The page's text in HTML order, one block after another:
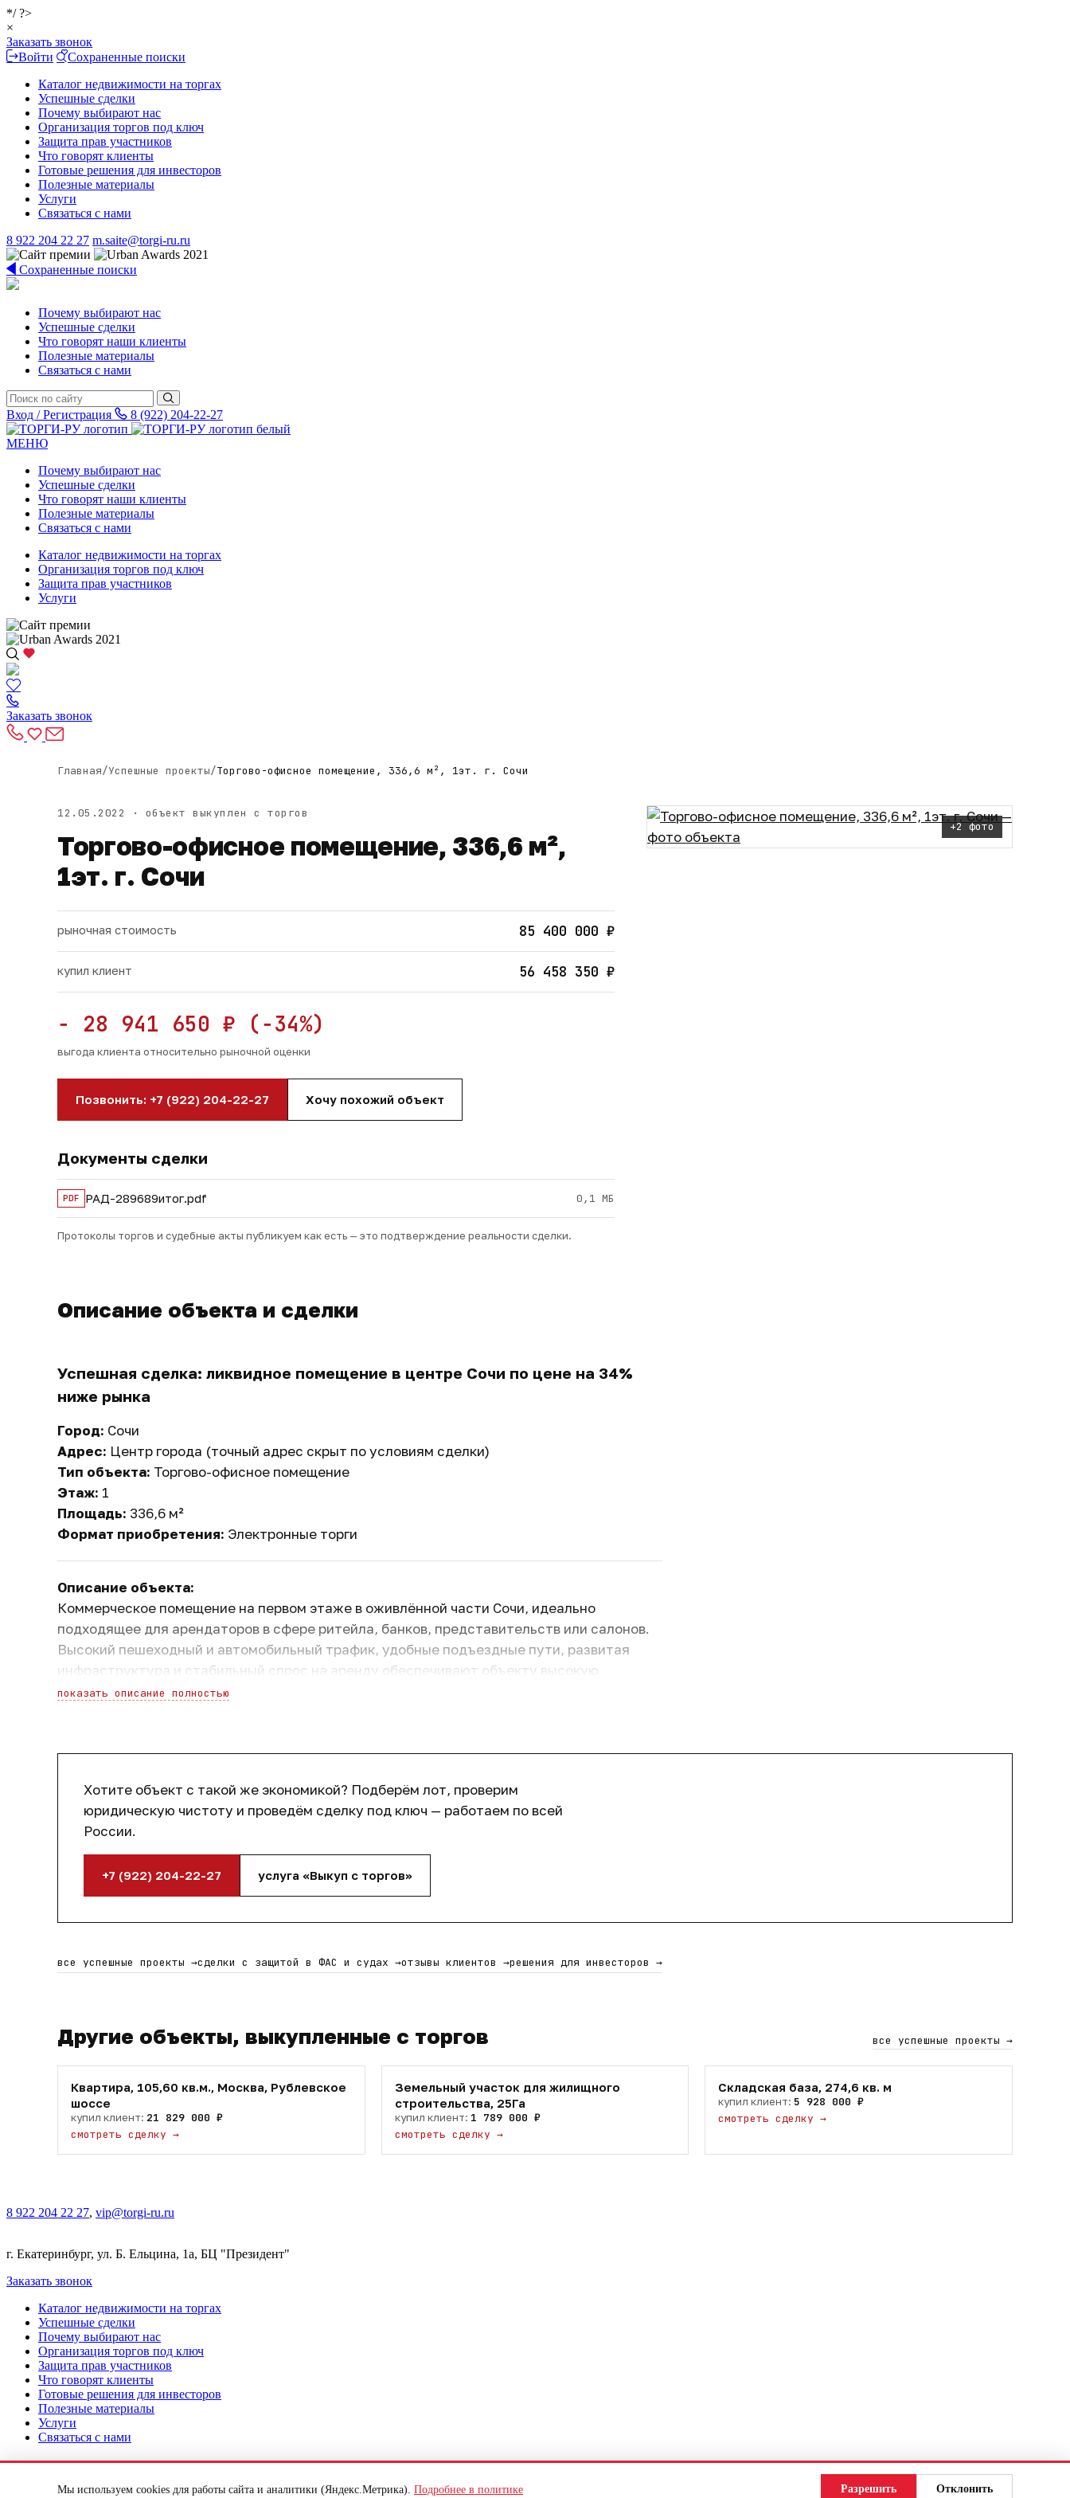
*/ ?>
×
Заказать звонок
Войти
Сохраненные поиски
Каталог недвижимости на торгах
Успешные сделки
Почему выбирают нас
Организация торгов под ключ
Защита прав участников
Что говорят клиенты
Готовые решения для инвесторов
Полезные материалы
Услуги
Связаться с нами
8 922 204 22 27 m.saite@torgi-ru.ru
Сохраненные поиски
Почему выбирают нас
Успешные сделки
Что говорят наши клиенты
Полезные материалы
Связаться с нами
Вход / Регистрация 8 (922) 204-22-27
МЕНЮ
Почему выбирают нас
Успешные сделки
Что говорят наши клиенты
Полезные материалы
Связаться с нами
Каталог недвижимости на торгах
Организация торгов под ключ
Защита прав участников
Услуги
Заказать звонок
Главная/Успешные проекты/Торгово-офисное помещение, 336,6 м², 1эт. г. Сочи
12.05.2022 · объект выкуплен с торгов
Торгово-офисное помещение, 336,6 м²,
1эт. г. Сочи
рыночная стоимость 85 400 000 ₽
купил клиент 56 458 350 ₽
− 28 941 650 ₽ (−34%)
выгода клиента относительно рыночной оценки
Позвонить: +7 (922) 204-22-27 Хочу похожий объект
Документы сделки
PDF РАД-289689итог.pdf 0,1 МБ
Протоколы торгов и судебные акты публикуем как есть — это подтверждение реальности сделки.
+2 фото
Описание объекта и сделки
Успешная сделка: ликвидное помещение в центре Сочи по цене на 34%
ниже рынка
Город: Сочи
Адрес: Центр города (точный адрес скрыт по условиям сделки)
Тип объекта: Торгово-офисное помещение
Этаж: 1
Площадь: 336,6 м²
Формат приобретения: Электронные торги
Описание объекта:
Коммерческое помещение на первом этаже в оживлённой части Сочи, идеально
подходящее для арендаторов в сфере ритейла, банков, представительств или салонов.
Высокий пешеходный и автомобильный трафик, удобные подъездные пути, развитая
инфраструктура и стабильный спрос на аренду обеспечивают объекту высокую
инвестиционную привлекательность.
Цена покупки: 56 458 350 руб
Выгода клиента:
Экономия:34%от рыночной стоимости
Оценили арендный потенциал и ликвидность
Обеспечили полное сопровождение сделки до регистрации собственности
Результат:
Клиент стал собственником качественного и ликвидного коммерческого объекта в Сочи с
существенной экономией и возможностью быстрой монетизации за счёт сдачи в аренду.
показать описание полностью
Хотите объект с такой же экономикой? Подберём лот, проверим
юридическую чистоту и проведём сделку под ключ — работаем по всей
России.
+7 (922) 204-22-27 услуга «Выкуп с торгов»
все успешные проекты →сделки с защитой в ФАС и судах →отзывы клиентов →решения для инвесторов →
Другие объекты, выкупленные с торгов все успешные проекты →
Квартира, 105,60 кв.м., Москва, Рублевское
шоссе
купил клиент: 21 829 000 ₽
смотреть сделку →
Земельный участок для жилищного
строительства, 25Га
купил клиент: 1 789 000 ₽
смотреть сделку →
Складская база, 274,6 кв. м
купил клиент: 5 928 000 ₽
смотреть сделку→
8 922 204 22 27, vip@torgi-ru.ru
г. Екатеринбург, ул. Б. Ельцина, 1а, БЦ "Президент"
Заказать звонок
Каталог недвижимости на торгах
Успешные сделки
Почему выбирают нас
Организация торгов под ключ
Защита прав участников
Что говорят клиенты
Готовые решения для инвесторов
Полезные материалы
Услуги
Связаться с нами
©2017-2026 TORGI-RU.RU Все права защищены
Мы используем cookies для работы сайта и аналитики (Яндекс.Метрика). Подробнее в политике Разрешить Отклонить